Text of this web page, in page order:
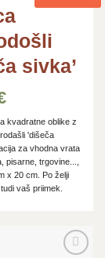
sivka’
kvadratne oblike z
'dišeča
za vhodna vrata
pisarne, trgovine...,
x 20 cm. Po želji
vaš priimek.